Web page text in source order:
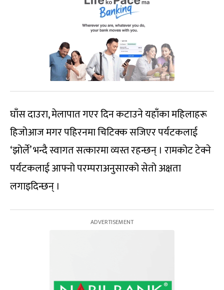
घाँस दाउरा, मेलापात गएर दिन कटाउने यहाँका महिलाहरू
हिजोआज मगर पहिरनमा चिटिक्क सजिएर पर्यटकलाई
‘झोर्ले’ भन्दै स्वागत सत्कारमा व्यस्त रहन्छन् । रामकोट टेक्ने
पर्यटकलाई आफ्नो परम्पराअनुसारको सेतो अक्षता
लगाइदिन्छन् ।